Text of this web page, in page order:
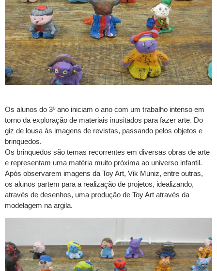
Os alunos do 3º ano iniciam o ano com um trabalho intenso em
torno da exploração de materiais inusitados para fazer arte. Do
giz de lousa às imagens de revistas, passando pelos objetos e
brinquedos.
Os brinquedos são temas recorrentes em diversas obras de arte
e representam uma matéria muito próxima ao universo infantil.
Após observarem imagens da Toy Art, Vik Muniz, entre outras,
os alunos partem para a realização de projetos, idealizando,
através de desenhos, uma produção de Toy Art através da
modelagem na argila.